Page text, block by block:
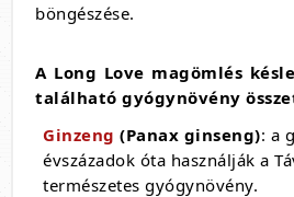
böngészése.
A Long Love magömlés
található gyógynövény
Ginzeng (Panax ginseng): a
évszázadok óta használják a
természetes gyógynövény.